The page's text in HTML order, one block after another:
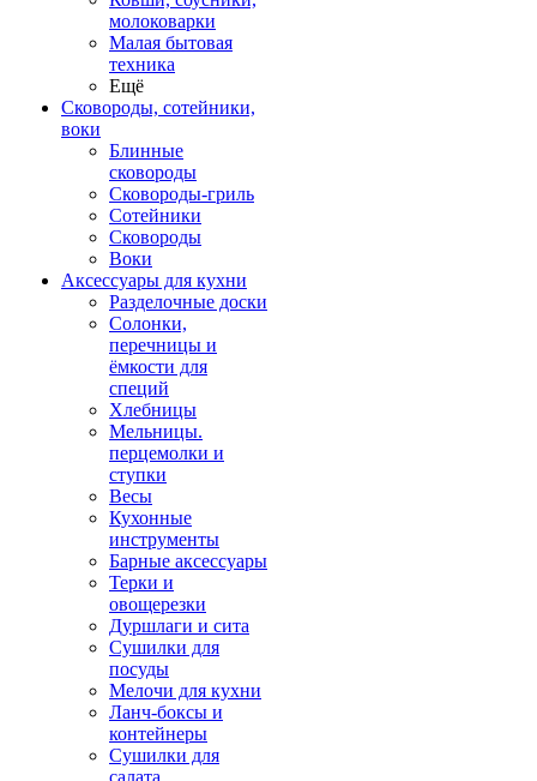
молоковарки
Малая бытовая
техника
Ещё
Сковороды, сотейники,
воки
Блинные
сковороды
Сковороды-гриль
Сотейники
Сковороды
Воки
Аксессуары для кухни
Разделочные доски
Солонки,
перечницы и
ёмкости для
специй
Хлебницы
Мельницы.
перцемолки и
ступки
Весы
Кухонные
инструменты
Барные аксессуары
Терки и
овощерезки
Дуршлаги и сита
Сушилки для
посуды
Мелочи для кухни
Ланч-боксы и
контейнеры
Сушилки для
салата